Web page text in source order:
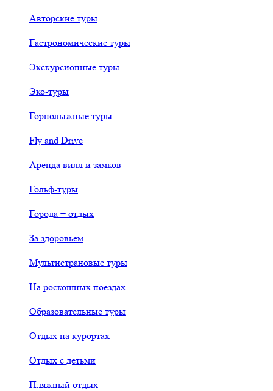
Авторские туры
Гастрономические туры
Экскурсионные туры
Эко-туры
Горнолыжные туры
Fly and Drive
Аренда вилл и замков
Гольф-туры
Города + отдых
За здоровьем
Мультистрановые туры
На роскошных поездах
Образовательные туры
Отдых на курортах
Отдых с детьми
Пляжный отдых